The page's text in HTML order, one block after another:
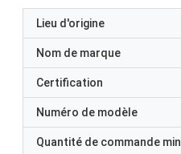
Lieu d'origine
Nom de marque
Certification
Numéro de modèle
Quantité de commande min